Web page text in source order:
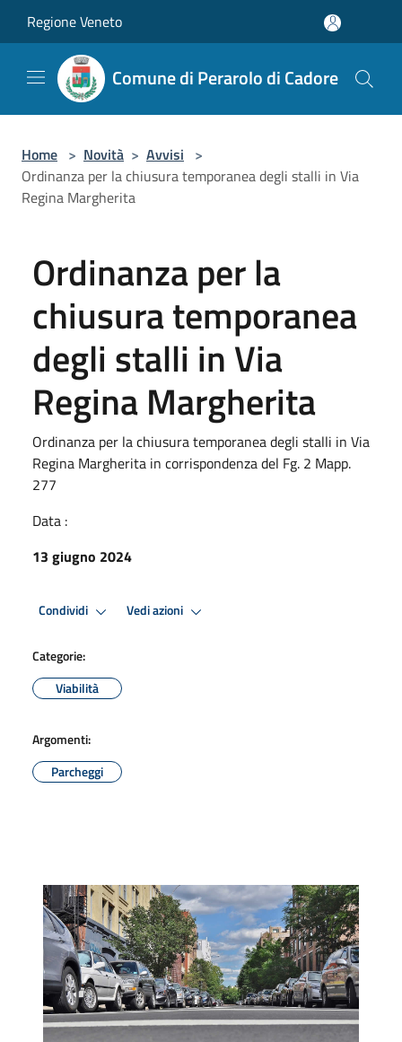
Regione Veneto
Comune di Perarolo di Cadore
Home > Novità > Avvisi >
Ordinanza per la chiusura temporanea degli stalli in Via
Regina Margherita
Ordinanza per la
chiusura temporanea
degli stalli in Via
Regina Margherita
Ordinanza per la chiusura temporanea degli stalli in Via
Regina Margherita in corrispondenza del Fg. 2 Mapp.
277
Data :
13 giugno 2024
Condividi Vedi azioni
Categorie:
Viabilità
Argomenti:
Parcheggi